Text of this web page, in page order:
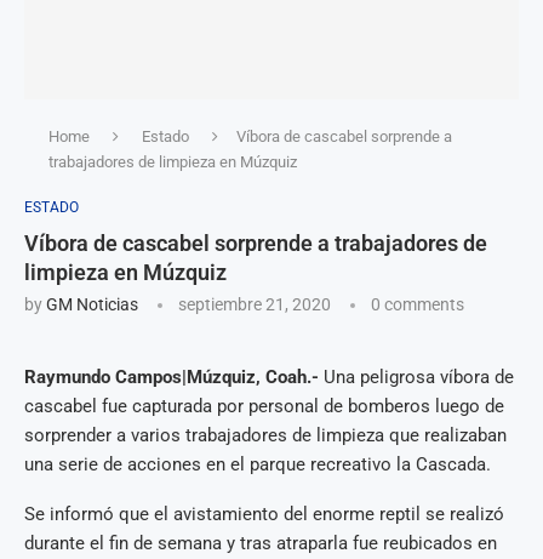
Home Estado
Víbora de cascabel sorprende a
trabajadores de limpieza en Múzquiz
ESTADO
Víbora de cascabel sorprende a trabajadores de
limpieza en Múzquiz
byGM Noticias septiembre 21, 2020 0 comments
Raymundo Campos|Múzquiz, Coah.- Una peligrosa víbora de
cascabel fue capturada por personal de bomberos luego de
sorprender a varios trabajadores de limpieza que realizaban
una serie de acciones en el parque recreativo la Cascada.
Se informó que el avistamiento del enorme reptil se realizó
durante el fin de semana y tras atraparla fue reubicados en